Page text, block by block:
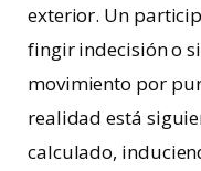
exterior. Un
fingir indecisión o
movimiento por
realidad está
calculado,